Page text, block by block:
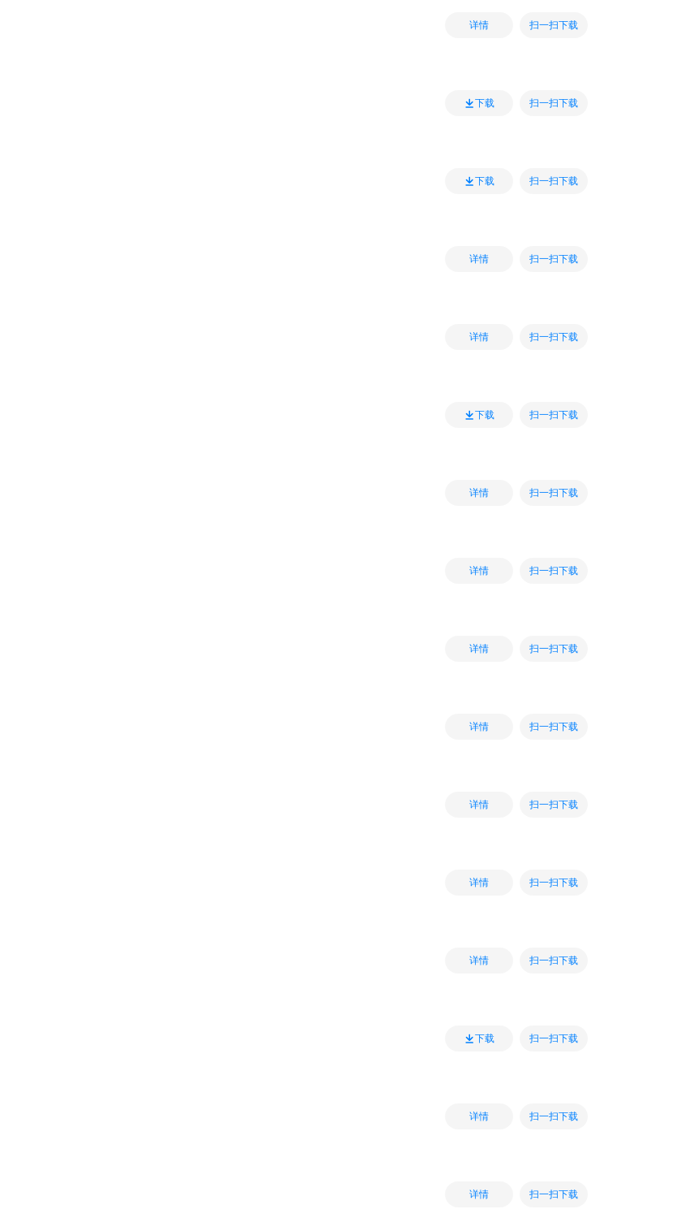
详情 扫一扫下载
下载 扫一扫下载
下载 扫一扫下载
详情 扫一扫下载
详情 扫一扫下载
下载 扫一扫下载
详情 扫一扫下载
详情 扫一扫下载
详情 扫一扫下载
详情 扫一扫下载
详情 扫一扫下载
详情 扫一扫下载
详情 扫一扫下载
下载 扫一扫下载
详情 扫一扫下载
详情 扫一扫下载